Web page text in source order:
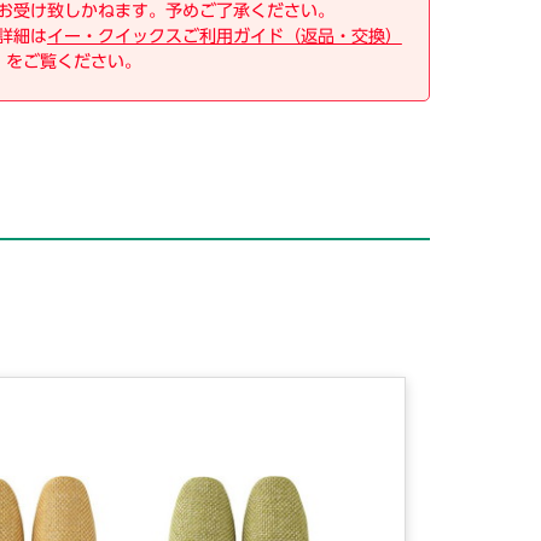
受け致しかねます。予めご了承ください。
細はイー・クイックスご利用ガイド（返品・交換）
をご覧ください。